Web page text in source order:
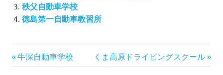
秩父自動車学校
徳島第一自動車教習所
投
稿
前
の
牛深自動車学校
次
の
くま高原ドライビングスクール